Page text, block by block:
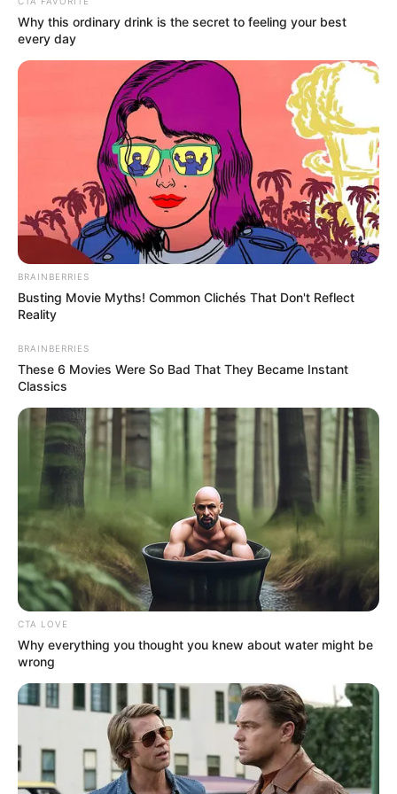
мемом: «Слава богу, за мене ви не голосували!».
Не обійшлося й без історичних алюзій. Коли
Тимошенко згадала гасла Януковича, суддя уточнив:
«Хто такий Янукович?», а почувши відповідь — щиро
поцікавився, «до чого він тут».
А на довгі промови про «1937 рік» і «сталінізм»
спокійно відрізав: «У 37-му році не обирали
запобіжку».
Фінальний штрих — питання адвоката про контроль
Суддя без тіні сумніву припустив, що поліцейські «із
задоволенням поїдуть за кордон для супроводу».
А коли пролунала фраза про «підкуп парламенту за
10 тисяч доларів», суд по-діловому уточнив: «А про
яку ціну має йти мова?».
А деякі пасажі Тимошенко звучали доволі
контраверсійно:
«Наступні 5 років стануть останніми в історії
незалежної України».
«Я буду тут, поки країна не буде звільнена від
цього, по суті, фашистського режиму» (тут зала
охнула, зрозумівши, що Юлія Володимирівна
сказала трохи зайвого).
Why this ordinary drink is the secret to feeling your best
every day
BRAINBERRIES
Busting Movie Myths! Common Clichés That Don't Reflect
Reality
BRAINBERRIES
These 6 Movies Were So Bad That They Became Instant
Classics
CTA LOVE
Why everything you thought you knew about water might be
wrong